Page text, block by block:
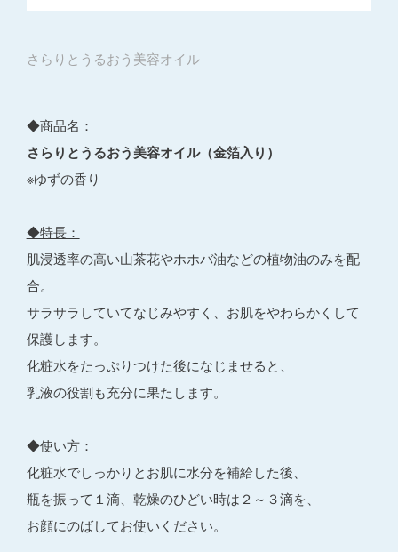
さらりとうるおう美容オイル
◆商品名：
さらりとうるおう美容オイル（金箔入り）
※ゆずの香り
◆特長：
肌浸透率の高い山茶花やホホバ油などの植物油のみを配
合。
サラサラしていてなじみやすく、お肌をやわらかくして
保護します。
化粧水をたっぷりつけた後になじませると、
乳液の役割も充分に果たします。
◆使い方：
化粧水でしっかりとお肌に水分を補給した後、
瓶を振って１滴、乾燥のひどい時は２～３滴を、
お顔にのばしてお使いください。